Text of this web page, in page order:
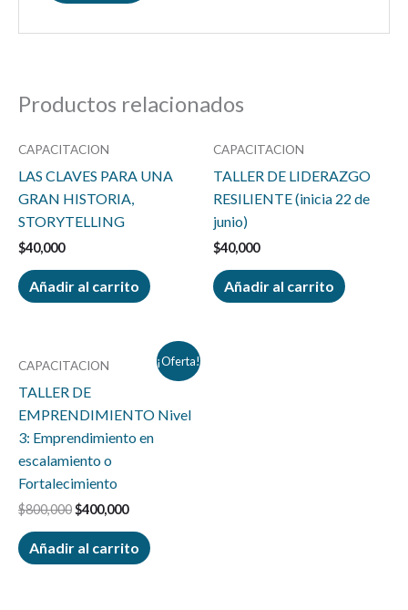
Productos relacionados
CAPACITACION
LAS CLAVES PARA UNA
GRAN HISTORIA,
STORYTELLING
$40,000
Añadir al carrito
CAPACITACION
TALLER DE LIDERAZGO
RESILIENTE (inicia 22 de
junio)
$40,000
Añadir al carrito
¡Oferta!
CAPACITACION
TALLER DE
EMPRENDIMIENTO Nivel
3: Emprendimiento en
escalamiento o
Fortalecimiento
$800,000
precio
original
era:
$800,000.
$400,000
precio
$400,000.
Añadir al carrito